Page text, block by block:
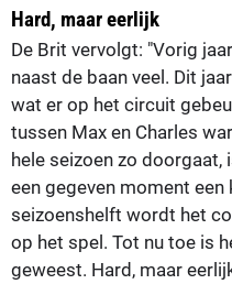
Hard, maar eerlijk
De Brit vervolgt: "Vorig
naast de baan veel. Dit
wat er op het circuit
tussen Max en Charles
hele seizoen zo
een gegeven moment
seizoenshelft wordt het
op het spel. Tot nu toe is
geweest. Hard, maar